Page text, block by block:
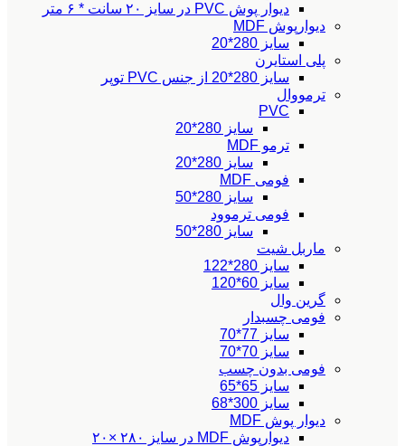
دیوار پوش PVC در سایز ۲۰ سانت * ۶ متر
دیوارپوش MDF
سایز 280*20
پلی استایرن
سایز 280*20 از جنس PVC توپر
ترمووال
PVC
سایز 280*20
ترمو MDF
سایز 280*20
فومی MDF
سایز 280*50
فومی ترموود
سایز 280*50
ماربل شیت
سایز 280*122
سایز 60*120
گرین وال
فومی چسبدار
سایز 77*70
سایز 70*70
فومی بدون چسب
سایز 65*65
سایز 300*68
دیوار پوش MDF
دیوارپوش MDF در سایز ۲۸۰ ×۲۰